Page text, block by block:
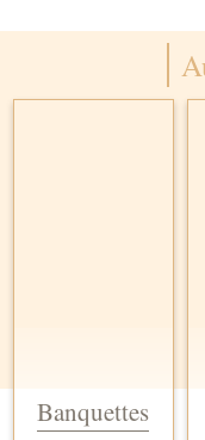
Banquettes